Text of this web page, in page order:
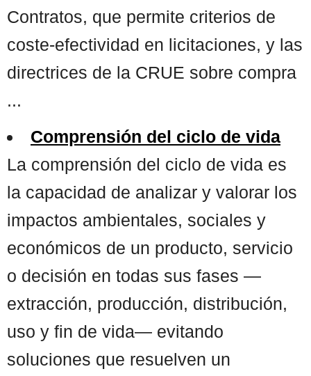
Contratos, que permite criterios de
coste-efectividad en licitaciones, y las
directrices de la CRUE sobre compra
...
Comprensión del ciclo de vida
La comprensión del ciclo de vida es
la capacidad de analizar y valorar los
impactos ambientales, sociales y
económicos de un producto, servicio
o decisión en todas sus fases —
extracción, producción, distribución,
uso y fin de vida— evitando
soluciones que resuelven un